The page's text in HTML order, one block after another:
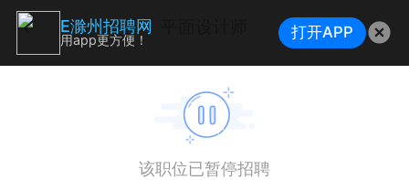
该职位已暂停招聘
E滁州招聘网
用app更方便！ 打开APP